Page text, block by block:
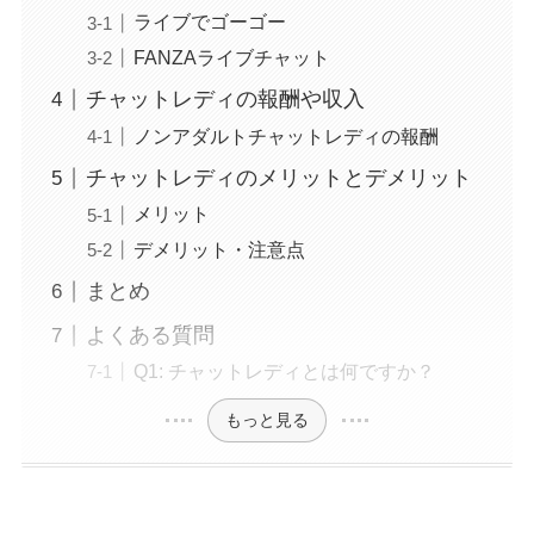
ライブでゴーゴー
FANZAライブチャット
チャットレディの報酬や収入
ノンアダルトチャットレディの報酬
チャットレディのメリットとデメリット
メリット
デメリット・注意点
まとめ
よくある質問
Q1: チャットレディとは何ですか？
もっと見る